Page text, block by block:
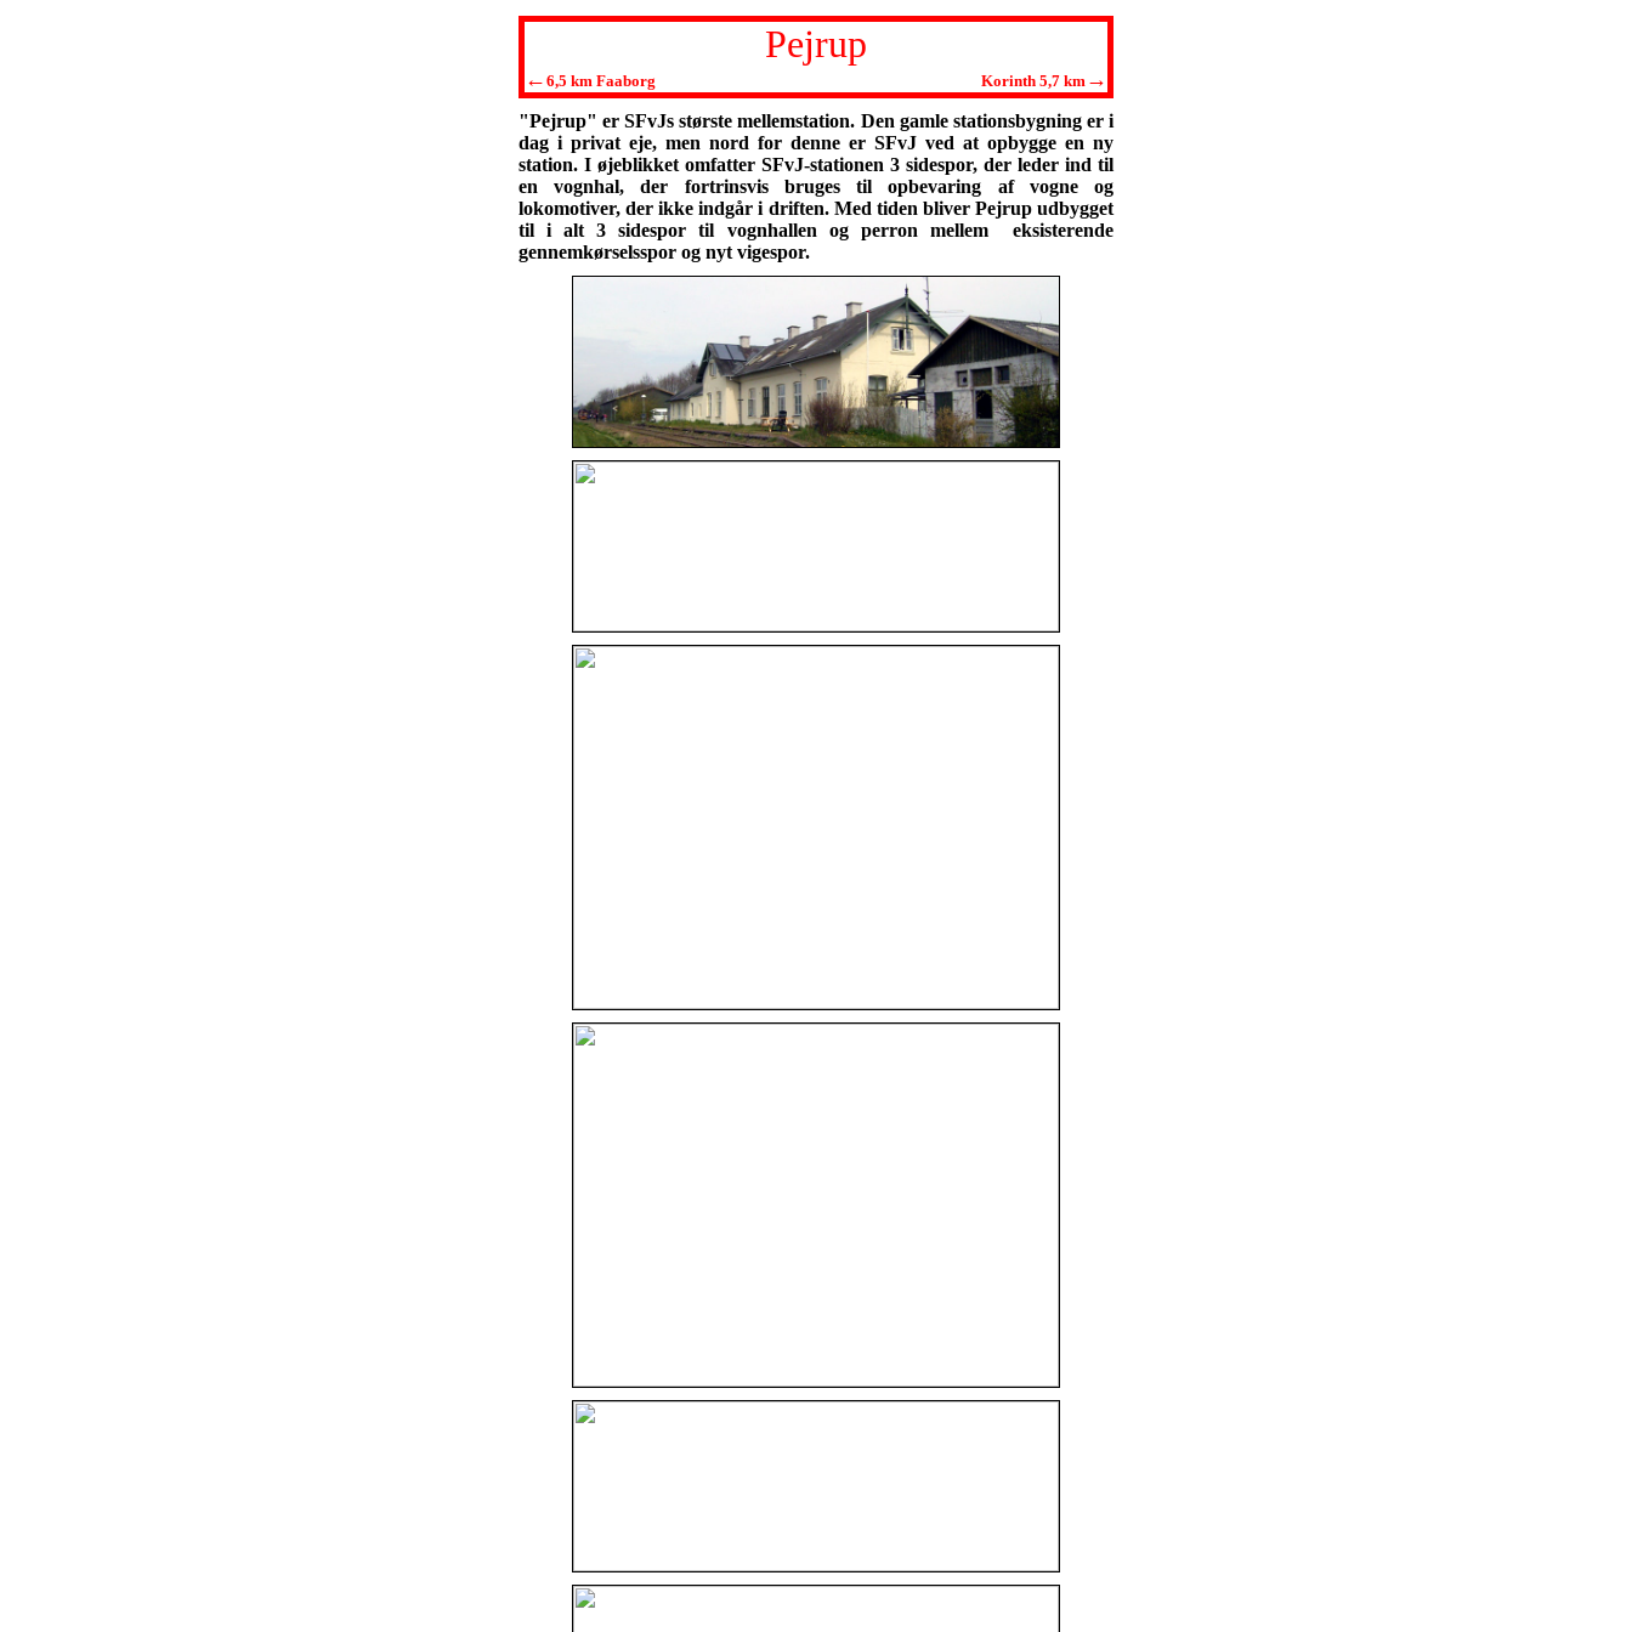
Pejrup
← 6,5 km Faaborg Korinth 5,7 km →
"Pejrup" er SFvJs største mellemstation. Den gamle stationsbygning er i
dag i privat eje, men nord for denne er SFvJ ved at opbygge en ny
station. I øjeblikket omfatter SFvJ-stationen 3 sidespor, der leder ind til
en vognhal, der fortrinsvis bruges til opbevaring af vogne og
lokomotiver, der ikke indgår i driften. Med tiden bliver Pejrup udbygget
til i alt 3 sidespor til vognhallen og perron mellem eksisterende
gennemkørselsspor og nyt vigespor.